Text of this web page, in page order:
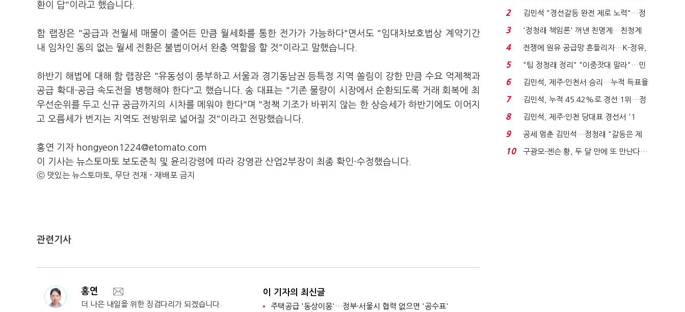
환이 답"이라고 했습니다.
함 랩장은 "공급과 전월세 매물이 줄어든 만큼 월세화를 통한 전가가 가능하다"면서도 "임대차보호법상 계약기간
내 임차인 동의 없는 월세 전환은 불법이어서 완충 역할을 할 것"이라고 말했습니다.
하반기 해법에 대해 함 랩장은 "유동성이 풍부하고 서울과 경기동남권 등특정 지역 쏠림이 강한 만큼 수요 억제책과
공급 확대·공급 속도전을 병행해야 한다"고 했습니다. 송 대표는 "기존 물량이 시장에서 순환되도록 거래 회복에 최
우선순위를 두고 신규 공급까지의 시차를 메워야 한다"며 "정책 기조가 바뀌지 않는 한 상승세가 하반기에도 이어지
고 오름세가 번지는 지역도 전방위로 넓어질 것"이라고 전망했습니다.
홍연 기자 hongyeon1224@etomato.com
이 기사는 뉴스토마토 보도준칙 및 윤리강령에 따라 강영관 산업2부장이 최종 확인·수정했습니다.
ⓒ 맛있는 뉴스토마토, 무단 전재 - 재배포 금지
관련기사
홍연
더 나은 내일을 위한 징검다리가 되겠습니다.
이 기자의 최신글
주택공급 '동상이몽'…정부·서울시 협력 없으면 '공수표'
발윳값 1909원...
2
김민석 "경선갈등 완전 제로 노력"…정
청래 "반명 공세 사...
3
'정청래 책임론' 꺼낸 친명계…친청계
는 추가투표 때리기...
4
전쟁에 원유 공급망 흔들리자…K-정유,
에너지안보 핵심...
5
"팀 정청래 정리" "이중잣대 말라"…민
주 최고위원 계파 다...
6
김민석, 제주·인천서 승리…누적 득표율
'1위 탈환'(종합)...
7
김민석, 누적 45.42%로 경선 1위…정
청래와 격차 0.86%p(...
8
김민석, 제주·인천 당대표 경선서 '1
위'(1보)...
9
공세 멈춘 김민석…정청래 "갈등은 제
가 수습"
10
구광모-젠슨 황, 두 달 만에 또 만난다…